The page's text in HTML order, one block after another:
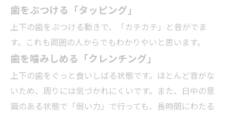
歯をぶつける「タッピング」
上下の歯をぶつける動きで、「カチカチ」と音がでま
す。これも周囲の人からでもわかりやいと思います。
歯を噛みしめる「クレンチング」
上下の歯をぐっと食いしばる状態です。ほとんど音がな
いため、周りには気づかれにくいです。また、日中の意
識のある状態で「弱い力」で行っても、長時間にわたる